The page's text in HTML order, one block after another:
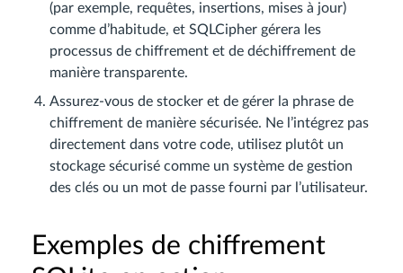
(par exemple, requêtes, insertions, mises à jour)
comme d’habitude, et SQLCipher gérera les
processus de chiffrement et de déchiffrement de
manière transparente.
Assurez-vous de stocker et de gérer la phrase de
chiffrement de manière sécurisée. Ne l’intégrez pas
directement dans votre code, utilisez plutôt un
stockage sécurisé comme un système de gestion
des clés ou un mot de passe fourni par l’utilisateur.
Exemples de chiffrement